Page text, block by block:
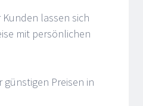
lassen sich
mit persönlichen
Preisen in